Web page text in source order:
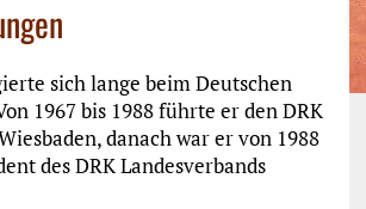
sich lange beim Deutschen
1967 bis 1988 führte er den DRK
danach war er von 1988
des DRK Landesverbands